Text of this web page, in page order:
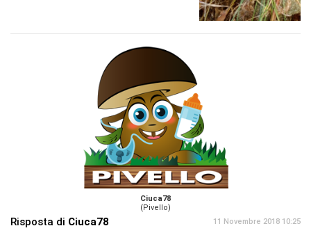
Ciuca78
(Pivello)
Risposta di Ciuca78 11 Novembre 2018 10:25